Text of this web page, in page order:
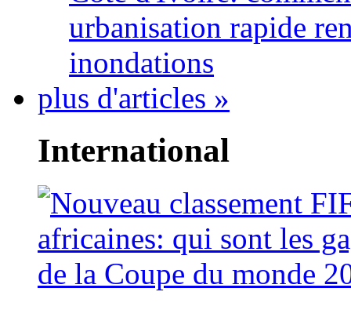
urbanisation rapide
inondations
plus d'articles »
International